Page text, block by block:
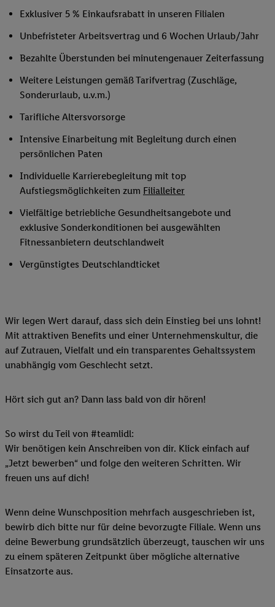
Exklusiver 5 % Einkaufsrabatt in unseren Filialen
Unbefristeter Arbeitsvertrag und 6 Wochen Urlaub/Jahr
Bezahlte Überstunden bei minutengenauer Zeiterfassung
Weitere Leistungen gemäß Tarifvertrag (Zuschläge,
Sonderurlaub, u.v.m.)
Tarifliche Altersvorsorge
Intensive Einarbeitung mit Begleitung durch einen
persönlichen Paten
Individuelle Karrierebegleitung mit top
Aufstiegsmöglichkeiten zum Filialleiter
Vielfältige betriebliche Gesundheitsangebote und
exklusive Sonderkonditionen bei ausgewählten
Fitnessanbietern deutschlandweit
Vergünstigtes Deutschlandticket
Wir legen Wert darauf, dass sich dein Einstieg bei uns lohnt!
Mit attraktiven Benefits und einer Unternehmenskultur, die
auf Zutrauen, Vielfalt und ein transparentes Gehaltssystem
unabhängig vom Geschlecht setzt.
Hört sich gut an? Dann lass bald von dir hören!
So wirst du Teil von #teamlidl:
Wir benötigen kein Anschreiben von dir. Klick einfach auf
„Jetzt bewerben“ und folge den weiteren Schritten. Wir
freuen uns auf dich!
Wenn deine Wunschposition mehrfach ausgeschrieben ist,
bewirb dich bitte nur für deine bevorzugte Filiale. Wenn uns
deine Bewerbung grundsätzlich überzeugt, tauschen wir uns
zu einem späteren Zeitpunkt über mögliche alternative
Einsatzorte aus.